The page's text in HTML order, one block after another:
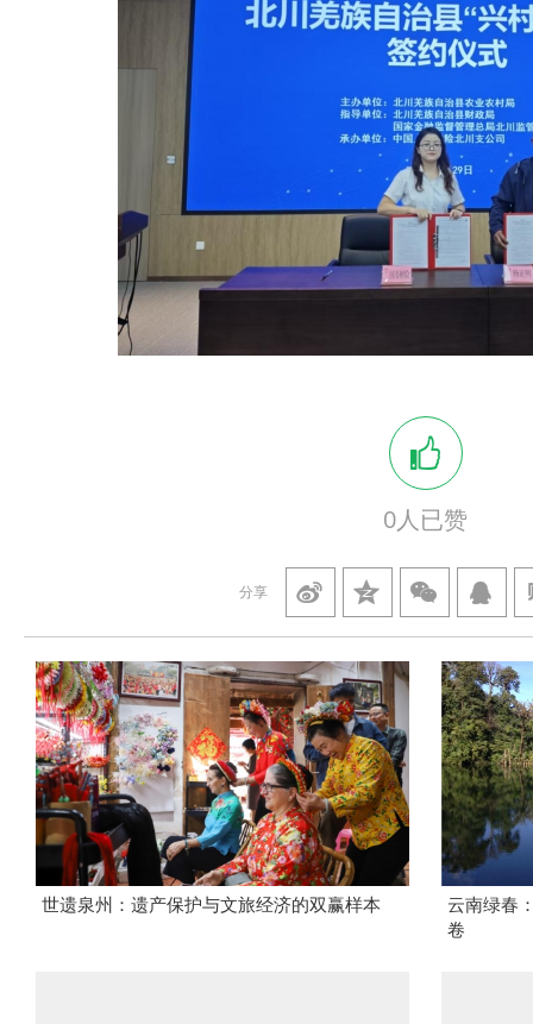
0人已赞
分享
世遗泉州：遗产保护与文旅经济的双赢样本
云南绿春
卷